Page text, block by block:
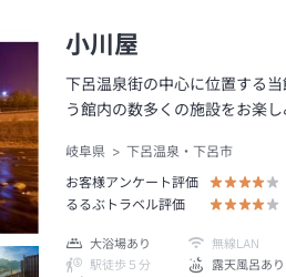
小川屋
下呂温泉街の中心に位置する
う館内の数多くの施設をお楽し
岐阜県
下呂温泉・下呂市
お客様アンケート評価
るるぶトラベル評価
大浴場あり 無線LAN
駅徒歩５分
露天風呂あり